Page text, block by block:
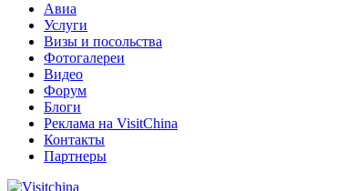
Авиа
Услуги
Визы и посольства
Фотогалереи
Видео
Форум
Блоги
Реклама на VisitChina
Контакты
Партнеры